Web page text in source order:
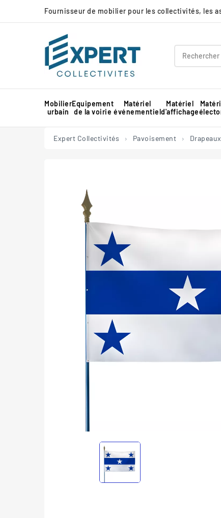
Fournisseur de mobilier pour les collectivités, les
Mobilier
urbain
Equipement
de la voirie
Matériel
événementiel
Matériel
d'affichage
Expert Collectivités Pavoisement Drapeaux